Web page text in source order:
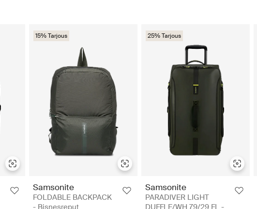
15% Tarjous
Samsonite
FOLDABLE BACKPACK
25% Tarjous
Samsonite
PARADIVER LIGHT